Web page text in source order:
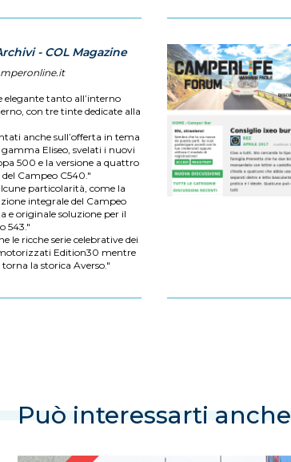
- COL Magazine
elegante tanto all’interno
con tre tinte dedicate alla
anche sull’offerta in tema
gamma Eliseo, svelati i nuovi
500 e la versione a quattro
Campeo C540."
particolarità, come la
integrale del Campeo
e originale soluzione per il
543."
le ricche serie celebrative dei
Edition30 mentre
la storica Averso."
Può interessarti anche